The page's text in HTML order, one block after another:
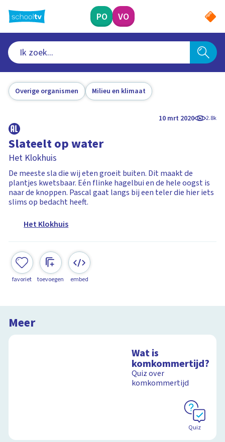
naar
hoofdinhoud
PO VO
Overige organismen Milieu en klimaat
10 mrt 2020 2.8k
Slateelt op water
Het Klokhuis
De meeste sla die wij eten groeit buiten. Dit maakt de
plantjes kwetsbaar. Eén flinke hagelbui en de hele oogst is
naar de knoppen. Pascal gaat langs bij een teler die hier iets
slims op bedacht heeft.
Het Klokhuis
favoriet toevoegen embed
Meer
Wat is
komkommertijd?
Quiz over
komkommertijd
Quiz